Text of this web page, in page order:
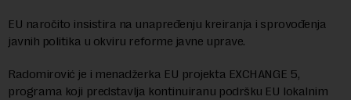
EU naročito insistira na unapređenju kreiranja i sprovođenja
javnih politika u okviru reforme javne uprave.
Radomirović je i menadžerka EU projekta EXCHANGE 5,
programa koji predstavlja kontinuiranu podršku EU lokalnim